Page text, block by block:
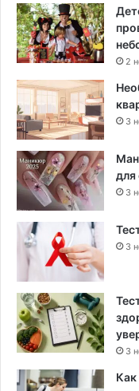
2
3
для
3
3
3
Как